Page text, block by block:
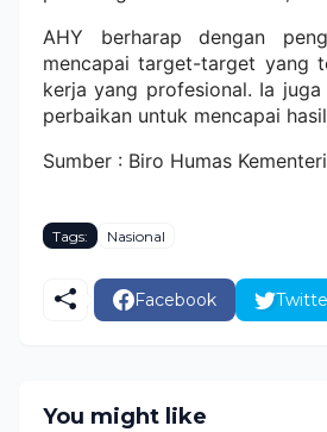
AHY berharap dengan
mencapai target-target yang
kerja yang profesional. Ia
perbaikan untuk mencapai
Sumber : Biro Humas
Tags: Nasional
Facebook
You might like